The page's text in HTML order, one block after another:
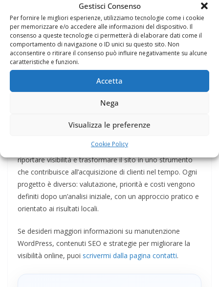
Gestisci Consenso
Per fornire le migliori esperienze, utilizziamo tecnologie come i cookie
per memorizzare e/o accedere alle informazioni del dispositivo. Il
consenso a queste tecnologie ci permetterà di elaborare dati come il
comportamento di navigazione o ID unici su questo sito. Non
acconsentire o ritirare il consenso può influire negativamente su alcune
caratteristiche e funzioni.
Accetta
Nega
Visualizza le preferenze
Cookie Policy
tolgono valore umano al
sito?
Le automazioni vengono usate per attività ripetitive
(analisi, bozze, controllo tecniche) mentre la parte
strategica, l’ottimizzazione semantica e la revisione finale
mix abbassa i costi e mantiene qualità e coerenza.
Un sito WordPress trascurato non è irreparabile: con
contenuti SEO e interventi tecnici mirati è possibile
riportare visibilità e trasformare il sito in uno strumento
che contribuisce all’acquisizione di clienti nel tempo. Ogni
progetto è diverso: valutazione, priorità e costi vengono
definiti dopo un’analisi iniziale, con un approccio pratico e
orientato ai risultati locali.
Se desideri maggiori informazioni su manutenzione
WordPress, contenuti SEO e strategie per migliorare la
visibilità online, puoi scrivermi dalla pagina contatti.